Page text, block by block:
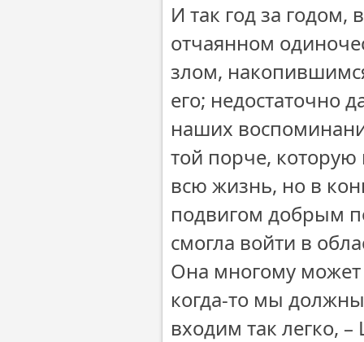
И так год за годом,
отчаянном
злом,
его; недостаточно
наших
той порче, которую
всю жизнь, но в
подвигом добрым
смогла войти в
Она многому может
когда-то мы
входим так легко,